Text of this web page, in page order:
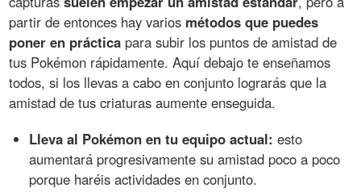
partir de entonces hay varios métodos que puedes
poner en práctica para subir los puntos de amistad de
tus Pokémon rápidamente. Aquí debajo te enseñamos
todos, si los llevas a cabo en conjunto lograrás que la
amistad de tus criaturas aumente enseguida.
Lleva al Pokémon en tu equipo actual: esto
aumentará progresivamente su amistad poco a poco
porque haréis actividades en conjunto.